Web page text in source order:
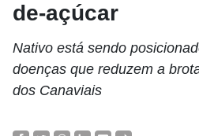
de-açúcar
Nativo está sendo
doenças que reduzem a
dos Canaviais